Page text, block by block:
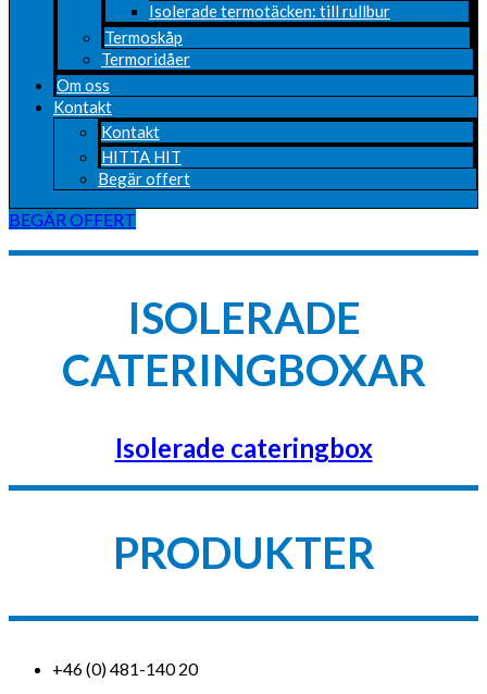
Isolerade termotäcken: till rullbur
Termoskåp
Termoridåer
Om oss
Kontakt
Kontakt
HITTA HIT
Begär offert
BEGÄR OFFERT
ISOLERADE
CATERINGBOXAR
Isolerade cateringbox
PRODUKTER
+46 (0) 481-140 20